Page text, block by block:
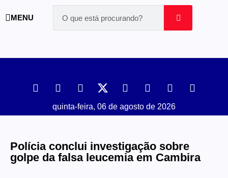
MENU
quinta-feira, 06 de agosto de 2026
Polícia conclui investigação sobre
golpe da falsa leucemia em Cambira